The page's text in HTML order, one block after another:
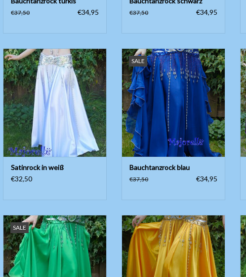
€37,50 €34,95 €37,50 €34,95
Wunderschöner weiter Satinrock
in weiß!
Länge ungefähr 97cm, ohne
Seitenschlitze.
ZUM WARENKORB HINZUFÜGEN
Satinrock in weiß
€32,50
SALE
Rock mit Bänder, Seitenschlitzen
und zwei Lagen Stoff. In blau.
Universelle Größe; S/M/L Bis und
mit Größe 42/44.
Länge ungefähr 95cm
ZUM WARENKORB HINZUFÜGEN
Bauchtanzrock blau
€37,50 €34,95
SALE
Rock mit Bänder, Seitenschlitzen
und zwei Lagen Stoff. In grün.
Universelle Größe; S/M/L Bis und
mit Größe 42/44.
Länge ungefähr 95cm
Wunderschöner weiter Satinrock!
Länge ungefähr 97cm, ohne
Seitenschlitze.
ZUM WARENKORB HINZUFÜGEN